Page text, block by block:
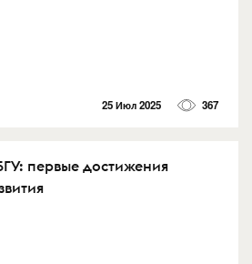
25 Июл 2025 367
первые достижения